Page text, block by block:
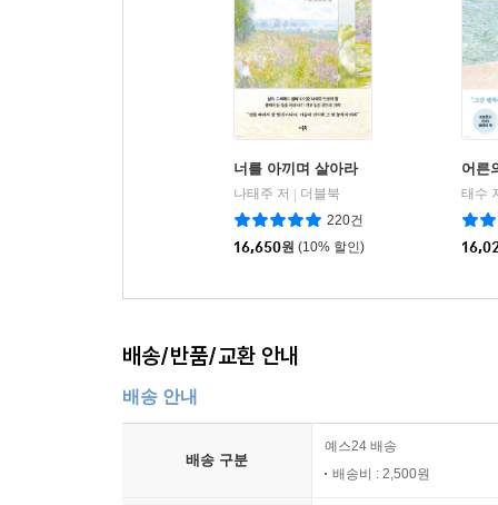
너를 아끼며 살아라
나태주 저
더블북
220건
16,650원 (10% 할인)
어른
태수
배송/반품/교환 안내
배송 안내
배송 구분
예스24 배송
배송비 : 2,500원